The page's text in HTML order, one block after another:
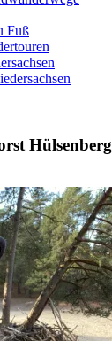
Fuß
Hülsenberg